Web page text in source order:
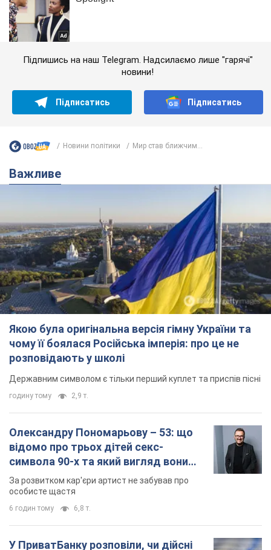
Підпишись на наш Telegram. Надсилаємо лише "гарячі"
новини!
Підписатись Підписатись
Новини політики Мир став ближчим...
Важливе
Якою була оригінальна версія гімну України та
чому її боялася Російська імперія: про це не
розповідають у школі
Державним символом є тільки перший куплет та приспів пісні
годину тому 2,9 т.
Олександру Пономарьову – 53: що
відомо про трьох дітей секс-
символа 90-х та який вигляд вони
мають
За розвитком кар'єри артист не забував про
особисте щастя
6 годин тому 6,8 т.
У ПриватБанку розповіли, чи дійсні